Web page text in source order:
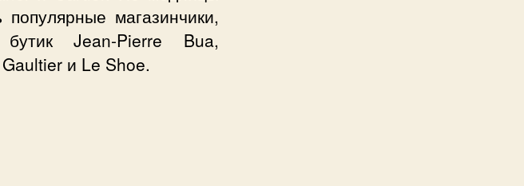
магазинчики,
Jean-Pierre Bua,
и Le Shoe.